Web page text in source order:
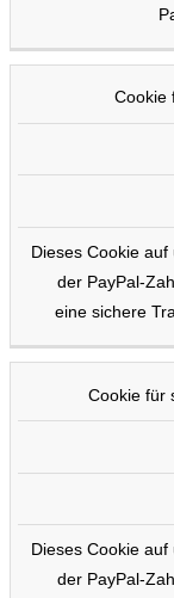
Cookie
Dieses Cookie
der PayPal-
eine sichere
Cookie für
Dieses Cookie
der PayPal-